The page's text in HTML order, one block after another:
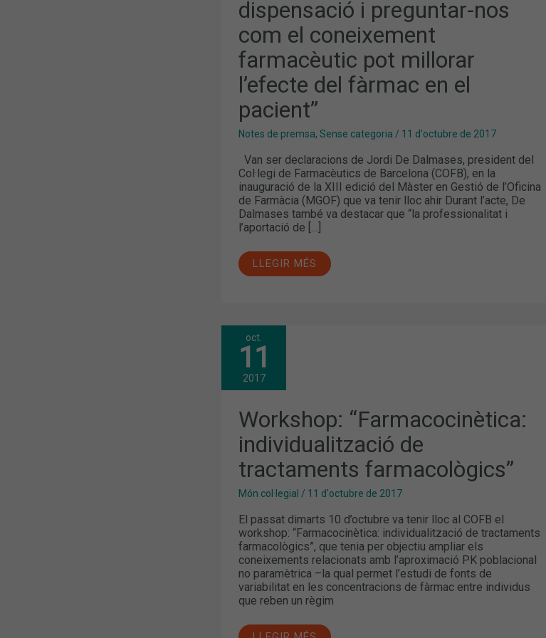
dispensació i preguntar-nos
com el coneixement
farmacèutic pot millorar
l’efecte del fàrmac en el
pacient”
Notes de premsa, Sense categoria / 11 d'octubre de 2017
Van ser declaracions de Jordi De Dalmases, president del
Col·legi de Farmacèutics de Barcelona (COFB), en la
inauguració de la XIII edició del Màster en Gestió de l’Oficina
de Farmàcia (MGOF) que va tenir lloc ahir Durant l’acte, De
Dalmases també va destacar que “la professionalitat i
l’aportació de […]
EL
CONEIXEMENT
FARMACÈUTIC
POT
MILLORAR
L’EFECTE
DEL
FÀRMAC
EL
PACIENT”
LLEGIR MÉS
oct.
11
2017
Workshop: “Farmacocinètica:
individualització de
tractaments farmacològics”
Món col·legial / 11 d'octubre de 2017
El passat dimarts 10 d’octubre va tenir lloc al COFB el
workshop: “Farmacocinètica: individualització de tractaments
farmacològics”, que tenia per objectiu ampliar els
coneixements relacionats amb l’aproximació PK poblacional
no paramètrica –la qual permet l’estudi de fonts de
variabilitat en les concentracions de fàrmac entre individus
que reben un règim
WORKSHOP:
INDIVIDUALITZACIÓ
DE
TRACTAMENTS